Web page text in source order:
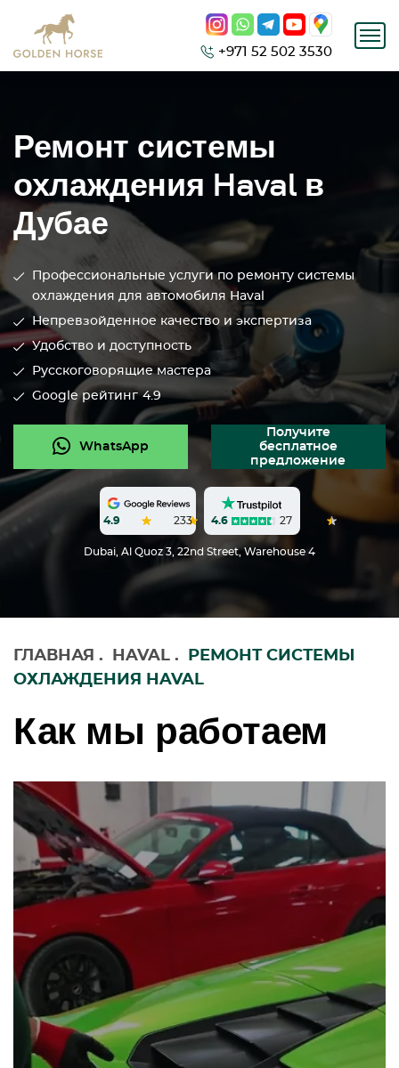
+971 52 502 3530
Ремонт системы
охлаждения Haval в
Дубае
Профессиональные услуги по ремонту системы
охлаждения для автомобиля Haval
Непревзойденное качество и экспертиза
Удобство и доступность
Русскоговорящие мастера
Google рейтинг 4.9
WhatsApp
Получите
бесплатное
предложение
4.9 233 4.6 27
Dubai, Al Quoz 3, 22nd Street, Warehouse 4
ГЛАВНАЯ . HAVAL .
РЕМОНТ СИСТЕМЫ
ОХЛАЖДЕНИЯ HAVAL
Как мы работаем